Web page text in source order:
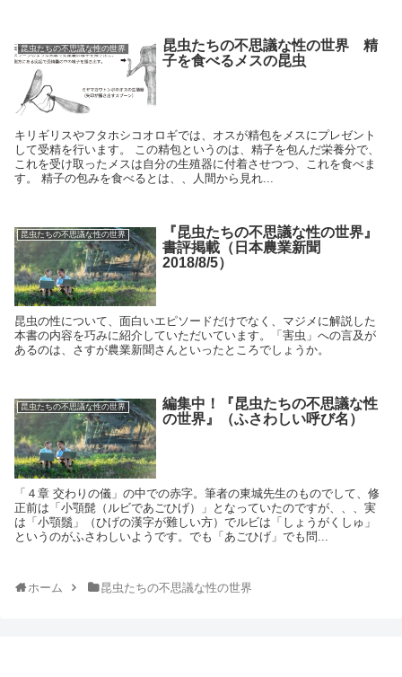
昆虫たちの不思議な性の世界
昆虫たちの不思議な性の世界 精
子を食べるメスの昆虫
キリギリスやフタホシコオロギでは、オスが精包をメスにプレゼント
して受精を行います。 この精包というのは、精子を包んだ栄養分で、
これを受け取ったメスは自分の生殖器に付着させつつ、これを食べま
す。 精子の包みを食べるとは、、人間から見れ...
昆虫たちの不思議な性の世界
『昆虫たちの不思議な性の世界』
書評掲載（日本農業新聞
2018/8/5）
昆虫の性について、面白いエピソードだけでなく、マジメに解説した
本書の内容を巧みに紹介していただいています。「害虫」への言及が
あるのは、さすが農業新聞さんといったところでしょうか。
昆虫たちの不思議な性の世界
編集中！『昆虫たちの不思議な性
の世界』（ふさわしい呼び名）
「４章 交わりの儀」の中での赤字。筆者の東城先生のものでして、修
正前は「小顎髭（ルビであごひげ）」となっていたのですが、、、実
は「小顎鬚」（ひげの漢字が難しい方）でルビは「しょうがくしゅ」
というのがふさわしいようです。でも「あごひげ」でも問...
ホーム 昆虫たちの不思議な性の世界